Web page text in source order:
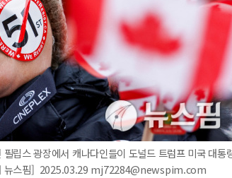
립스 광장에서 캐나다인들이 도널드 트럼프 미국 대통
뉴스핌] 2025.03.29 mj72284@newspim.com